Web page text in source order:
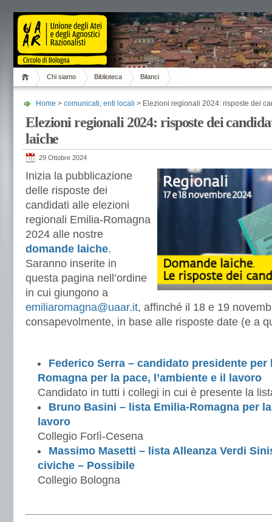
Chi siamo Biblioteca Bilanci
Home > comunicati, enti locali > Elezioni regionali 2024: risposte dei
Elezioni regionali 2024: risposte dei
laiche
29 Ottobre 2024
Inizia la pubblicazione
delle risposte dei
candidati alle elezioni
regionali Emilia-Romagna
2024 alle nostre
domande laiche.
Saranno inserite in
questa pagina nell’ordine
in cui giungono a
emiliaromagna@uaar.it, affinché il 18 e 19
consapevolmente, in base alle risposte date (e a
Federico Serra – candidato presidente per
Romagna per la pace, l’ambiente e il lavoro
Candidato in tutti i collegi in cui è presente la
Bruno Basini – lista Emilia-Romagna per
lavoro
Collegio Forlì-Cesena
Massimo Masetti – lista Alleanza Verdi
civiche – Possibile
Collegio Bologna